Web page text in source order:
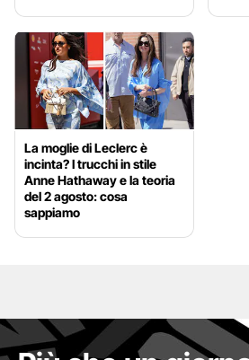
La moglie di Leclerc è
incinta? I trucchi in stile
Anne Hathaway e la teoria
del 2 agosto: cosa
sappiamo